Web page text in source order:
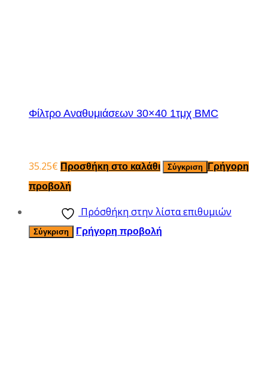
Φίλτρο Αναθυμιάσεων 30×40 1τμχ BMC
35.25€ Προσθήκη στο καλάθι Σύγκριση
Γρήγορη
προβολή
Πρόσθήκη στην λίστα επιθυμιών
Σύγκριση Γρήγορη προβολή